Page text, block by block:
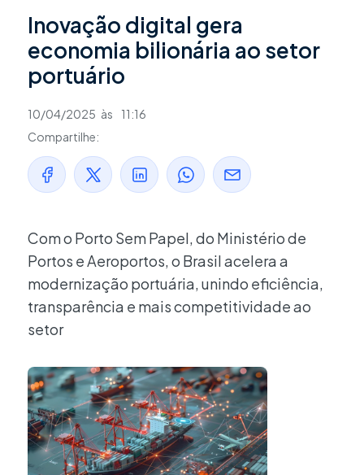
Inovação digital gera
economia bilionária ao setor
portuário
10/04/2025 às
11:16
Compartilhe:
Com o Porto Sem Papel, do Ministério de
Portos e Aeroportos, o Brasil acelera a
modernização portuária, unindo eficiência,
transparência e mais competitividade ao
setor